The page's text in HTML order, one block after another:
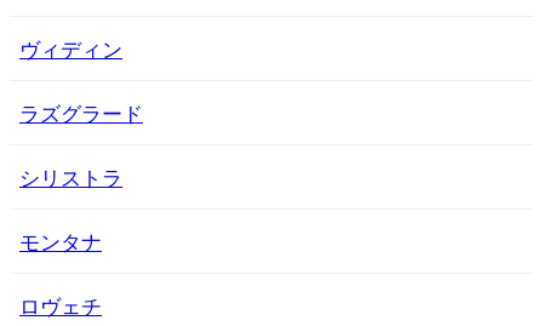
ヴィディン
ラズグラード
シリストラ
モンタナ
ロヴェチ